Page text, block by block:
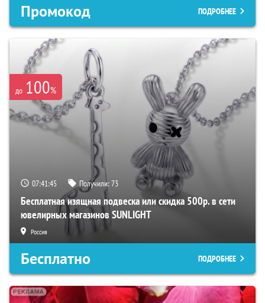
Промокод ПОДРОБНЕЕ
до 100%
07:41:44 Получили:73
Бесплатная изящная подвеска или скидка 500р. в сети
ювелирных магазинов SUNLIGHT
Россия
Бесплатно ПОДРОБНЕЕ